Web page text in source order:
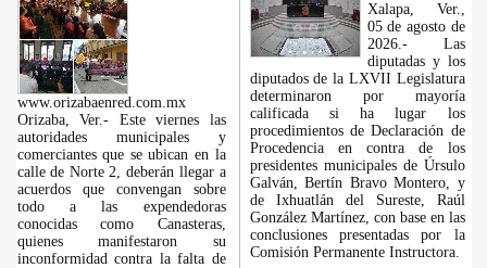
www.orizabaenred.com.mx
Orizaba, Ver.- Este viernes las
autoridades municipales y
comerciantes que se ubican en la
calle de Norte 2, deberán llegar a
acuerdos que convengan sobre
todo a las expendedoras
conocidas como Canasteras,
quienes manifestaron su
inconformidad contra la falta de
Xalapa, Ver.,
05 de agosto de
2026.- Las
diputadas y los
diputados de la LXVII Legislatura
determinaron por mayoría
calificada si ha lugar los
procedimientos de Declaración de
Procedencia en contra de los
presidentes municipales de Úrsulo
Galván, Bertín Bravo Montero, y
de Ixhuatlán del Sureste, Raúl
González Martínez, con base en las
conclusiones presentadas por la
Comisión Permanente Instructora.